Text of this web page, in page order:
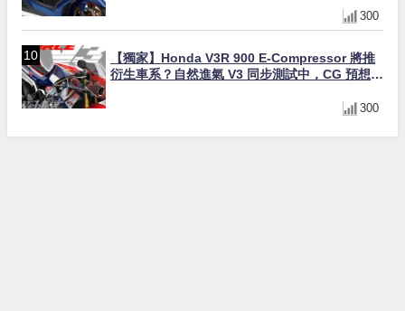
300
【獨家】Honda V3R 900 E-Compressor 將推
衍生車系？自然進氣 V3 同步測試中，CG 預想曝
300